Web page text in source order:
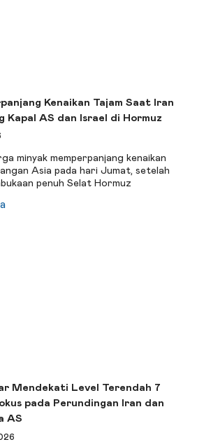
Kenaikan Tajam Saat Iran
Kapal AS dan Israel di Hormuz
minyak memperpanjang kenaikan
Asia pada hari Jumat, setelah
penuh Selat Hormuz
Mendekati Level Terendah 7
pada Perundingan Iran dan
AS